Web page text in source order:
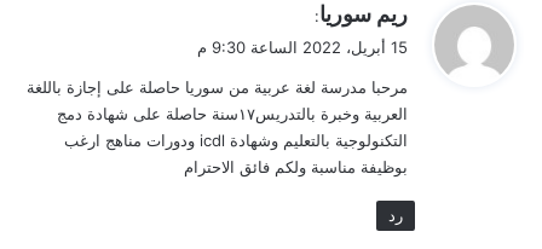
ل
ريم سوريا:
15 أبريل، 2022 الساعة 9:30 م
مرحبا مدرسة لغة عربية من سوريا حاصلة على إجازة باللغة
العربية وخبرة بالتدريس١٧سنة حاصلة على شهادة دمج
التكنولوجية بالتعليم وشهادة icdl ودورات مناهج ارغب
بوظيفة مناسبة ولكم فائق الاحترام
رد